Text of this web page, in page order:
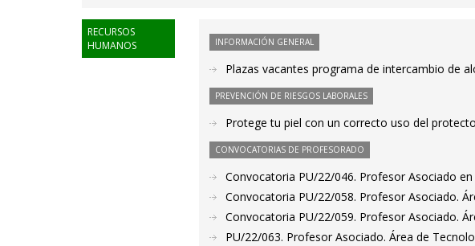
RECURSOS
HUMANOS
INFORMACIÓN GENERAL
Plazas vacantes programa de intercambio de
PREVENCIÓN DE RIESGOS LABORALES
Protege tu piel con un correcto uso del
CONVOCATORIAS DE PROFESORADO
Convocatoria PU/22/046. Profesor Asociado
Convocatoria PU/22/058. Profesor Asociado.
Convocatoria PU/22/059. Profesor Asociado.
PU/22/063. Profesor Asociado. Área de